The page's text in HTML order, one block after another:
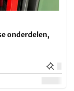
onderdelen,